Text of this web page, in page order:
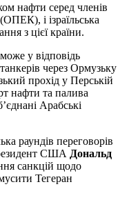
нафти серед членів
і ізраїльська
з цієї країни.
у відповідь
через Ормузьку
прохід у Перській
нафти та палива
Арабські
раундів переговорів
США Дональд
санкцій щодо
Тегеран